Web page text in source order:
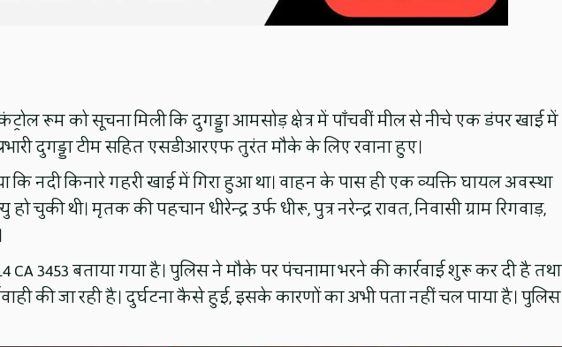
रूम को सूचना मिली कि दुगड्डा आमसोड़ क्षेत्र में पाँचवीं मील से नीचे एक डंपर खाई में
दुगड्डा टीम सहित एसडीआरएफ तुरंत मौके के लिए रवाना हुए।
नदी किनारे गहरी खाई में गिरा हुआ था। वाहन के पास ही एक व्यक्ति घायल अवस्था
चुकी थी। मृतक की पहचान धीरेन्द्र उर्फ धीरू, पुत्र नरेन्द्र रावत, निवासी ग्राम रिगवाड़,
3453 बताया गया है। पुलिस ने मौके पर पंचनामा भरने की कार्रवाई शुरू कर दी है तथा
की जा रही है। दुर्घटना कैसे हुई, इसके कारणों का अभी पता नहीं चल पाया है। पुलिस